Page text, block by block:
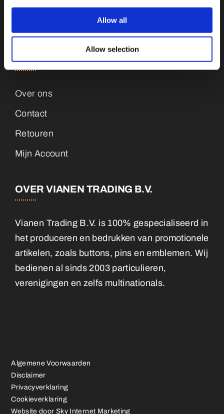
Allow all
Allow selection
KLANTENSERVICE
Over ons
Contact
Retouren
Mijn Account
OVER VIANEN TRADING B.V.
Vianen Trading B.V. is 100% gespecialiseerd in
het produceren en bedrukken van promotionele
artikelen, zoals buttons, pins en emblemen. Wij
bedienen al sinds 2003 particulieren,
verenigingen en zelfs multinationals.
Algemene Voorwaarden
Disclaimer
Privacyverklaring
Cookieverklaring
Website door Sky Internet Marketing